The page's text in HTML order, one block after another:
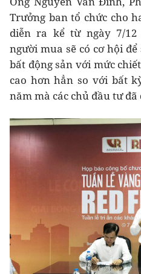
Trưởng ban tổ chức cho
diễn ra kể từ ngày 7/12
người mua sẽ có cơ hội
bất động sản với mức
cao hơn hẳn so với bất
năm mà các chủ đầu tư